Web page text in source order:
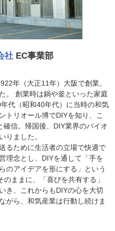
社 EC事業部
年（大正11年）大阪で創業。
。 創業時は鍋や釜といった家庭
代（昭和40年代）に当時の和気
トリオール博でDIYを知り、こ
信。帰国後、DIY業界のパイオ
りました。
るために生活者の立場で快適で
理念とし、DIYを通して「手を
のアイデアを形にする」という
ままに、「喜びを共有する」
き、これからもDIYの心を大切
がら、和気産業は行動し続けま